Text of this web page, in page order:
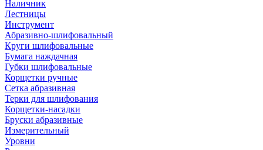
Наличник
Лестницы
Инструмент
Абразивно-шлифовальный
Круги шлифовальные
Бумага наждачная
Губки шлифовальные
Корщетки ручные
Сетка абразивная
Терки для шлифования
Корщетки-насадки
Бруски абразивные
Измерительный
Уровни